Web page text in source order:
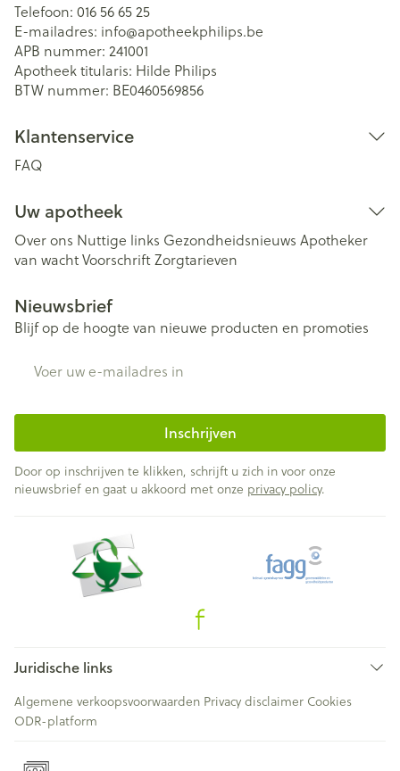
Telefoon: 016 56 65 25
E-mailadres: info@apotheekphilips.be
APB nummer: 241001
Apotheek titularis: Hilde Philips
BTW nummer: BE0460569856
Klantenservice
FAQ
Uw apotheek
Over ons Nuttige links Gezondheidsnieuws Apotheker
van wachtVoorschriftZorgtarieven
Nieuwsbrief
Blijf op de hoogte van nieuwe producten en promoties
Inschrijven
Door op inschrijven te klikken, schrijft u zich in voor onze
nieuwsbrief en gaat u akkoord met onze privacy policy.
Juridische links
Algemene verkoopsvoorwaarden Privacy disclaimer Cookies
ODR-platform